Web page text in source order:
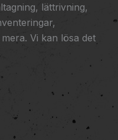
lättrivning,
Vi kan lösa det